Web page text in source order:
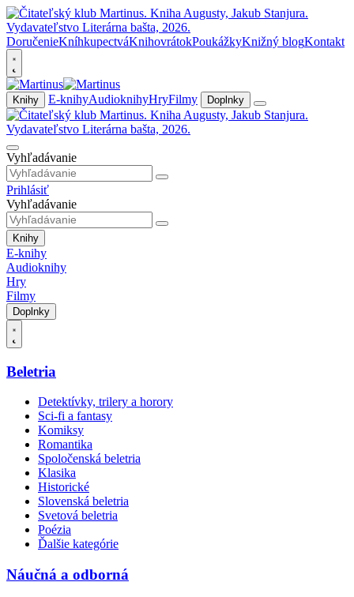
DoručenieKníhkupectváKnihovrátokPoukážkyKnižný blogKontakt
Knihy E-knihyAudioknihyHryFilmy Doplnky
Vyhľadávanie
Prihlásiť
Vyhľadávanie
Knihy
E-knihy
Audioknihy
Hry
Filmy
Doplnky
Beletria
Detektívky, trilery a horory
Sci-fi a fantasy
Komiksy
Romantika
Spoločenská beletria
Klasika
Historické
Slovenská beletria
Svetová beletria
Poézia
Ďalšie kategórie
Náučná a odborná